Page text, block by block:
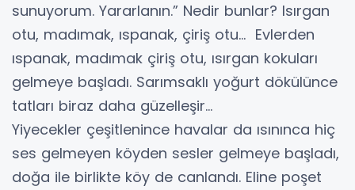
sunuyorum. Yararlanın.” Nedir bunlar? Isırgan
otu, madımak, ıspanak, çiriş otu… Evlerden
ıspanak, madımak çiriş otu, ısırgan kokuları
gelmeye başladı. Sarımsaklı yoğurt dökülünce
tatları biraz daha güzelleşir…
Yiyecekler çeşitlenince havalar da ısınınca hiç
ses gelmeyen köyden sesler gelmeye başladı,
doğa ile birlikte köy de canlandı. Eline poşet